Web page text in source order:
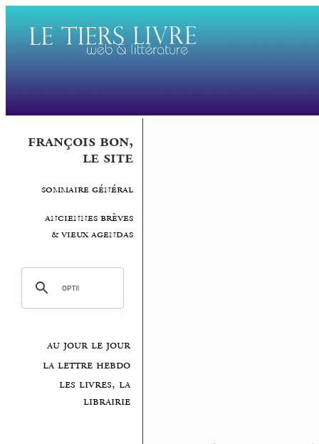
françois bon,
le site
sommaire général
anciennes brèves
& vieux agendas
au jour le jour
la lettre hebdo
les livres, la
librairie